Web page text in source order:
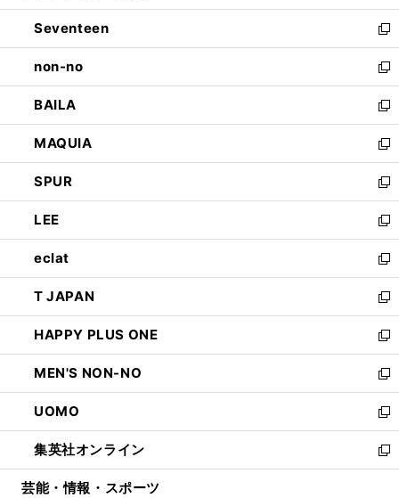
開
く
ウ
で
開
く
ン
ド
ウ
で
開
く
Seventeen
新
し
い
ウ
ィ
ン
ド
ウ
で
開
く
non-no
新
し
い
ウ
ィ
ン
ド
ウ
で
開
く
BAILA
新
し
い
ウ
ィ
ン
ド
ウ
で
開
く
MAQUIA
新
し
い
ウ
ィ
ン
ド
ウ
で
開
く
SPUR
新
し
い
ウ
ィ
ン
ド
ウ
で
開
く
LEE
新
し
い
ウ
ィ
ン
ド
ウ
で
開
く
eclat
新
し
い
ウ
ィ
ン
ド
ウ
で
開
く
T JAPAN
新
し
い
ウ
ィ
ン
ド
ウ
で
開
HAPPY PLUS ONE
新
し
い
ウ
ィ
ン
ド
ウ
MEN'S NON-NO
新
し
い
ウ
ィ
ン
UOMO
新
し
い
ウ
集英社オンライン
新
し
芸能・情報・スポーツ